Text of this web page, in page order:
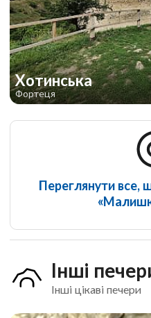
Хотинська
Фортеця
Переглянути все,
Інші
Інші цікаві печери